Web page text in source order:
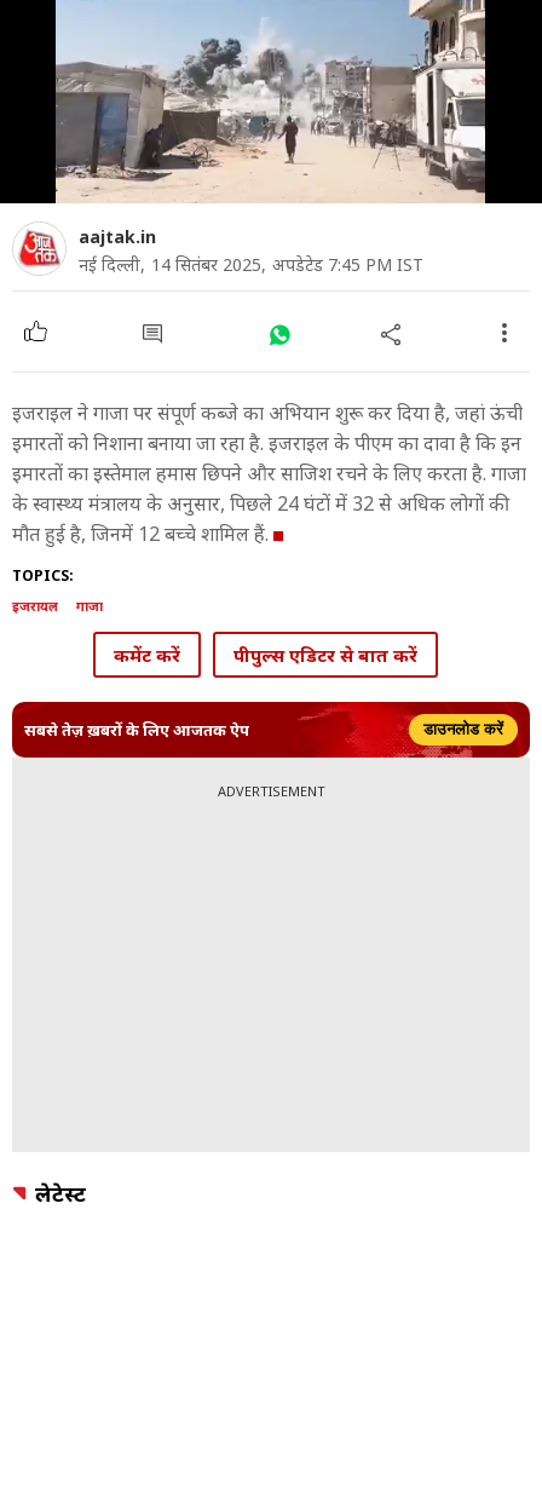
seconds
aajtak.in
नई दिल्ली, 14 सितंबर 2025, अपडेटेड 7:45 PM IST
इजराइल ने गाजा पर संपूर्ण कब्जे का अभियान शुरू कर दिया है, जहां ऊंची
इमारतों को निशाना बनाया जा रहा है. इजराइल के पीएम का दावा है कि इन
इमारतों का इस्तेमाल हमास छिपने और साजिश रचने के लिए करता है. गाजा
के स्वास्थ्य मंत्रालय के अनुसार, पिछले 24 घंटों में 32 से अधिक लोगों की
मौत हुई है, जिनमें 12 बच्चे शामिल हैं.
TOPICS:
इजरायल गाजा
कमेंट करें पीपुल्स एडिटर से बात करें
सबसे तेज़ ख़बरों के लिए आजतक ऐप डाउनलोड करें
ADVERTISEMENT
लेटेस्ट